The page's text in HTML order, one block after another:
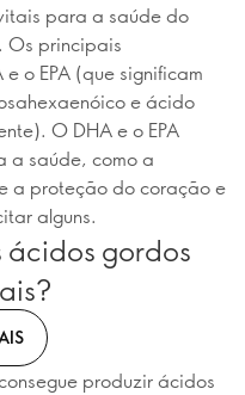
para a saúde do
Os principais
o EPA (que significam
e ácido
O DHA e o EPA
a saúde, como a
a proteção do coração e
alguns.
ácidos gordos
produzir ácidos